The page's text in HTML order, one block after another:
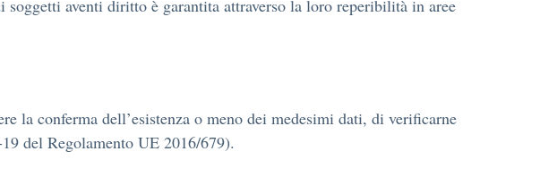
aventi diritto è garantita attraverso la loro reperibilità in aree
la conferma dell’esistenza o meno dei medesimi dati, di verificarne
del Regolamento UE 2016/679).